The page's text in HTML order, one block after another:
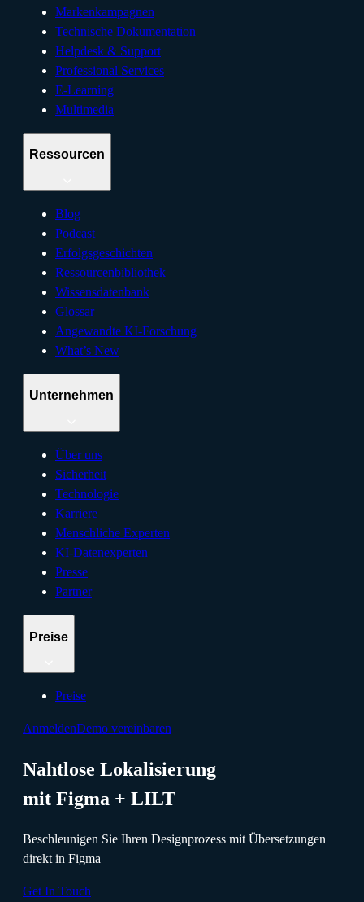
Markenkampagnen
Technische Dokumentation
Helpdesk & Support
Professional Services
E-Learning
Multimedia
Ressourcen
Blog
Podcast
Erfolgsgeschichten
Ressourcenbibliothek
Wissensdatenbank
Glossar
Angewandte KI-Forschung
What’s New
Unternehmen
Über uns
Sicherheit
Technologie
Karriere
Menschliche Experten
KI-Datenexperten
Presse
Partner
Preise
Preise
AnmeldenDemo vereinbaren
Nahtlose Lokalisierung
mit Figma + LILT
Beschleunigen Sie Ihren Designprozess mit Übersetzungen
direkt in Figma
Get In Touch